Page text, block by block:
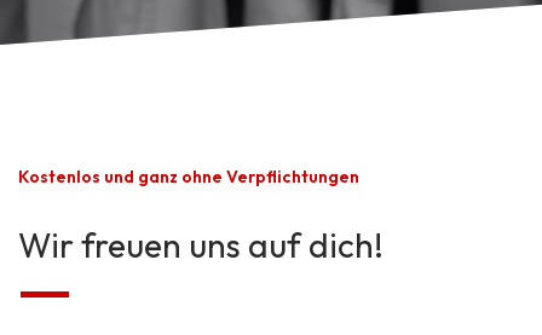
Kostenlos und ganz ohne Verpflichtungen
Wir freuen uns auf dich!